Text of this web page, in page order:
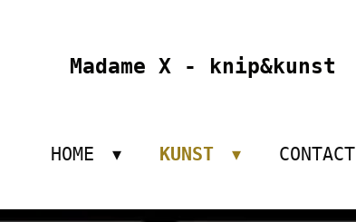
Madame X - knip&kunst
HOME KUNST CONTACT